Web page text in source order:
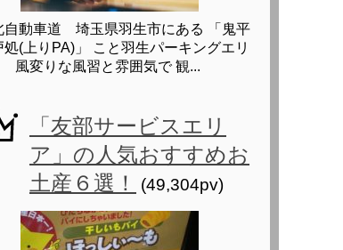
自動車道 埼玉県羽生市にある 「鬼平
処(上りPA)」 こと羽生パーキングエリ
風変りな風習と雰囲気で 観...
「友部サービスエリ
ア」の人気おすすめお
土産６選！
(49,304pv)